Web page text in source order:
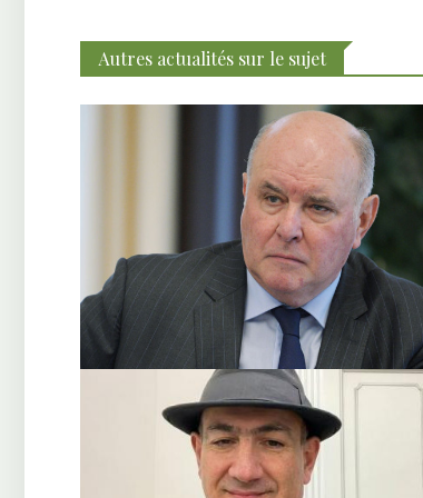
Autres actualités sur le sujet